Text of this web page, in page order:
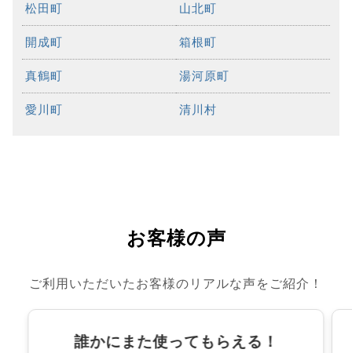
松田町 山北町
開成町 箱根町
真鶴町 湯河原町
愛川町 清川村
お客様の声
ご利用いただいたお客様のリアルな声をご紹介！
誰かにまた使ってもらえる！